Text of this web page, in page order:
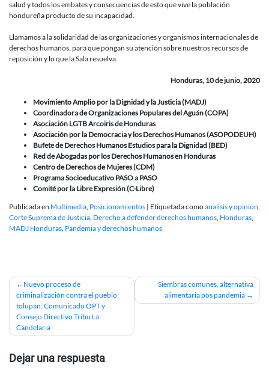
salud y todos los embates y consecuencias de esto que vive la población
hondureña producto de su incapacidad.
Llamamos a la solidaridad de las organizaciones y organismos internacionales de
derechos humanos, para que pongan su atención sobre nuestros recursos de
reposición y lo que la Sala resuelva.
Honduras, 10 de junio, 2020
Movimiento Amplio por la Dignidad y la Justicia (MADJ)
Coordinadora de Organizaciones Populares del Aguán (COPA)
Asociación LGTB Arcoiris de Honduras
Asociación por la Democracia y los Derechos Humanos (ASOPODEUH)
Bufete de Derechos Humanos Estudios para la Dignidad (BED)
Red de Abogadas por los Derechos Humanos en Honduras
Centro de Derechos de Mujeres (CDM)
Programa Socioeducativo PASO a PASO
Comité por la Libre Expresión (C-Libre)
Publicada en Multimedia, Posicionamientos | Etiquetada comoanalisis y opinion,
Corte Suprema de Justicia, Derecho a defender derechos humanos, Honduras,
MADJ Honduras, Pandemia y derechos humanos
Navegación
de
entradas
Nuevo proceso de
criminalización contra el pueblo
tolupán: Comunicado OPT y
Consejo Directivo Tribu La
Candelaria
Siembras comunes, alternativa
alimentaria pos pandemia
Dejar una respuesta